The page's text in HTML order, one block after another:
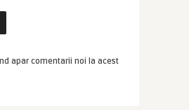
apar comentarii noi la acest